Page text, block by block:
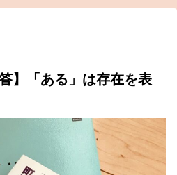
】「ある」は存在を表